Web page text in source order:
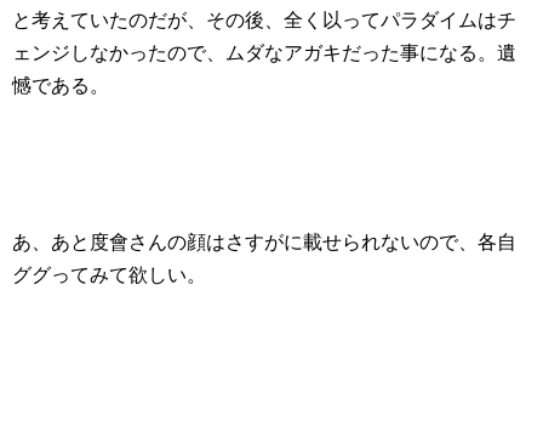
と考えていたのだが、その後、全く以ってパラダイムはチ
ェンジしなかったので、ムダなアガキだった事になる。遺
憾である。
あ、あと 度會さんの顔はさすがに載せられないので、各自
ググってみて欲しい。